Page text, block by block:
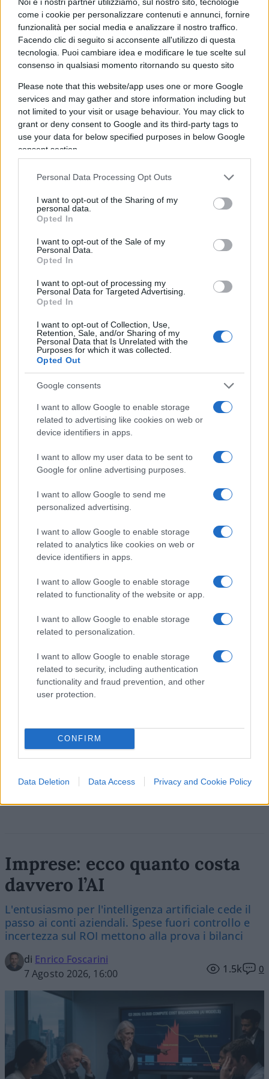
come i cookie per personalizzare contenuti e annunci, fornire
funzionalità per social media e analizzare il nostro traffico.
Facendo clic di seguito si acconsente all'utilizzo di questa
tecnologia. Puoi cambiare idea e modificare le tue scelte sul
consenso in qualsiasi momento ritornando su questo sito
Please note that this website/app uses one or more Google
services and may gather and store information including but
not limited to your visit or usage behaviour. You may click to
grant or deny consent to Google and its third-party tags to
use your data for below specified purposes in below Google
consent section.
Personal Data Processing Opt Outs
I want to opt-out of the Sharing of my
personal data.
Opted In
I want to opt-out of the Sale of my
Personal Data.
Opted In
I want to opt-out of processing my
Personal Data for Targeted Advertising.
Opted In
I want to opt-out of Collection, Use,
Retention, Sale, and/or Sharing of my
Personal Data that Is Unrelated with the
Purposes for which it was collected.
Opted Out
Google consents
I want to allow Google to enable storage
related to advertising like cookies on web or
device identifiers in apps.
I want to allow my user data to be sent to
Google for online advertising purposes.
I want to allow Google to send me
personalized advertising.
I want to allow Google to enable storage
related to analytics like cookies on web or
device identifiers in apps.
I want to allow Google to enable storage
related to functionality of the website or app.
I want to allow Google to enable storage
related to personalization.
I want to allow Google to enable storage
related to security, including authentication
functionality and fraud prevention, and other
user protection.
CONFIRM
Data Deletion Data Access Privacy and Cookie Policy
“uno stato complessivamente positivo delle proprie
emozioni, soddisfazione per la vita, senso del
significato e scopo e capacità di perseguire obiettivi
auto-definiti”.
Viene prima, il benessere emotivo o finanziario?
Che impatto hanno l’uno sull’altro?
finanziarie che emotive. Non si tratta
semplicemente di avere abbastanza per essere
finanziariamente a proprio agio; si tratta anche di
ruolo del denaro nella tua vita.
È possibile avere un’abbondanza di denaro e
continuare a sperimentare una tensione emotiva,
emotivo. Una volta ho incontrato una persona che
non riusciva a dormire perché era ossessionata
dalle preoccupazioni finanziarie. Aveva un
patrimonio netto di 15 milioni di euro. Aveva
benessere finanziario? Poteva certamente
soddisfare gli obblighi finanziari attuali e in corso,
ma non si sentiva sicura nel suo futuro
finanziario. Certamente aveva i soldi per fare
scelte che le avrebbero permesso di godersi la
Sembrerebbe che ci fosse una componente
emotiva diretta che le impediva di godere del
benessere finanziario.
Il benessere emotivo e quello finanziario non
possono essere considerati separatamente. Un
certo livello di sicurezza finanziaria è necessario
per sostenere il benessere emotivo e un certo
livello di benessere emotivo è necessario per
godere dell’abbondanza finanziaria. Non puoi
avere l’uno senza l’altro.
Imprese: ecco quanto costa
davvero l’AI
L'entusiasmo per l'intelligenza artificiale cede il
passo ai conti aziendali. Spese fuori controllo e
incertezza sul ROI mettono alla prova i bilanci
di Enrico Foscarini
7 Agosto 2026, 16:00
1.5k 0